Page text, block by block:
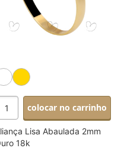
colocar no carrinho
Lisa Abaulada 2mm
18k